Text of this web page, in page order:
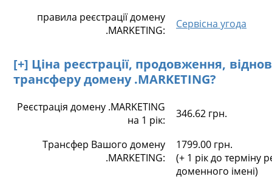
правила реєстрації домену
.MARKETING:
Сервісна угода
[+] Ціна реєстрації, продовження,
трансферу домену .MARKETING?
Реєстрація домену .MARKETING
на 1 рік:
346.62 грн.
Трансфер Вашого домену
.MARKETING:
1799.00 грн.
(+ 1 рік до терміну
доменного імені)